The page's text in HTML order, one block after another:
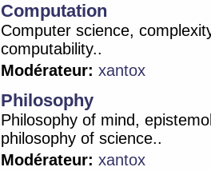
Computation
Computer science,
computability..
Modérateur: xantox
Philosophy
Philosophy of mind,
philosophy of science..
Modérateur: xantox